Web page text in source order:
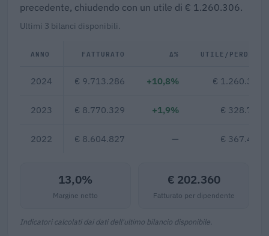
precedente, chiudendo con un utile di € 1.260.306.
Ultimi 3 bilanci disponibili.
ANNO FATTURATO Δ% UTILE/PERDITA
2024 € 9.713.286 +10,8% € 1.260.306
2023 € 8.770.329 +1,9% € 328.783
2022 € 8.604.827 — € 367.417
13,0%
Margine netto
€ 202.360
Fatturato per dipendente
Indicatori calcolati dai dati dell'ultimo bilancio disponibile.